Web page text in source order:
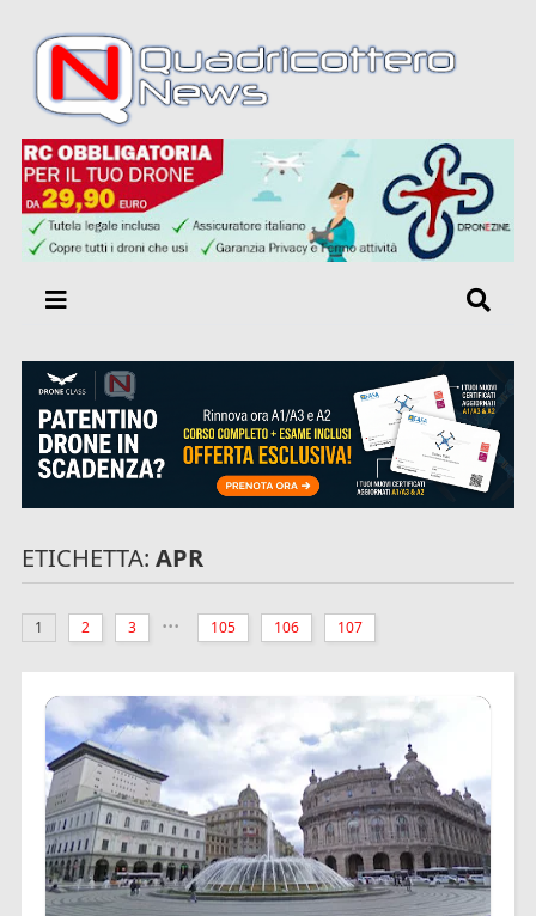
ETICHETTA:APR
1 2 3 ... 105 106 107